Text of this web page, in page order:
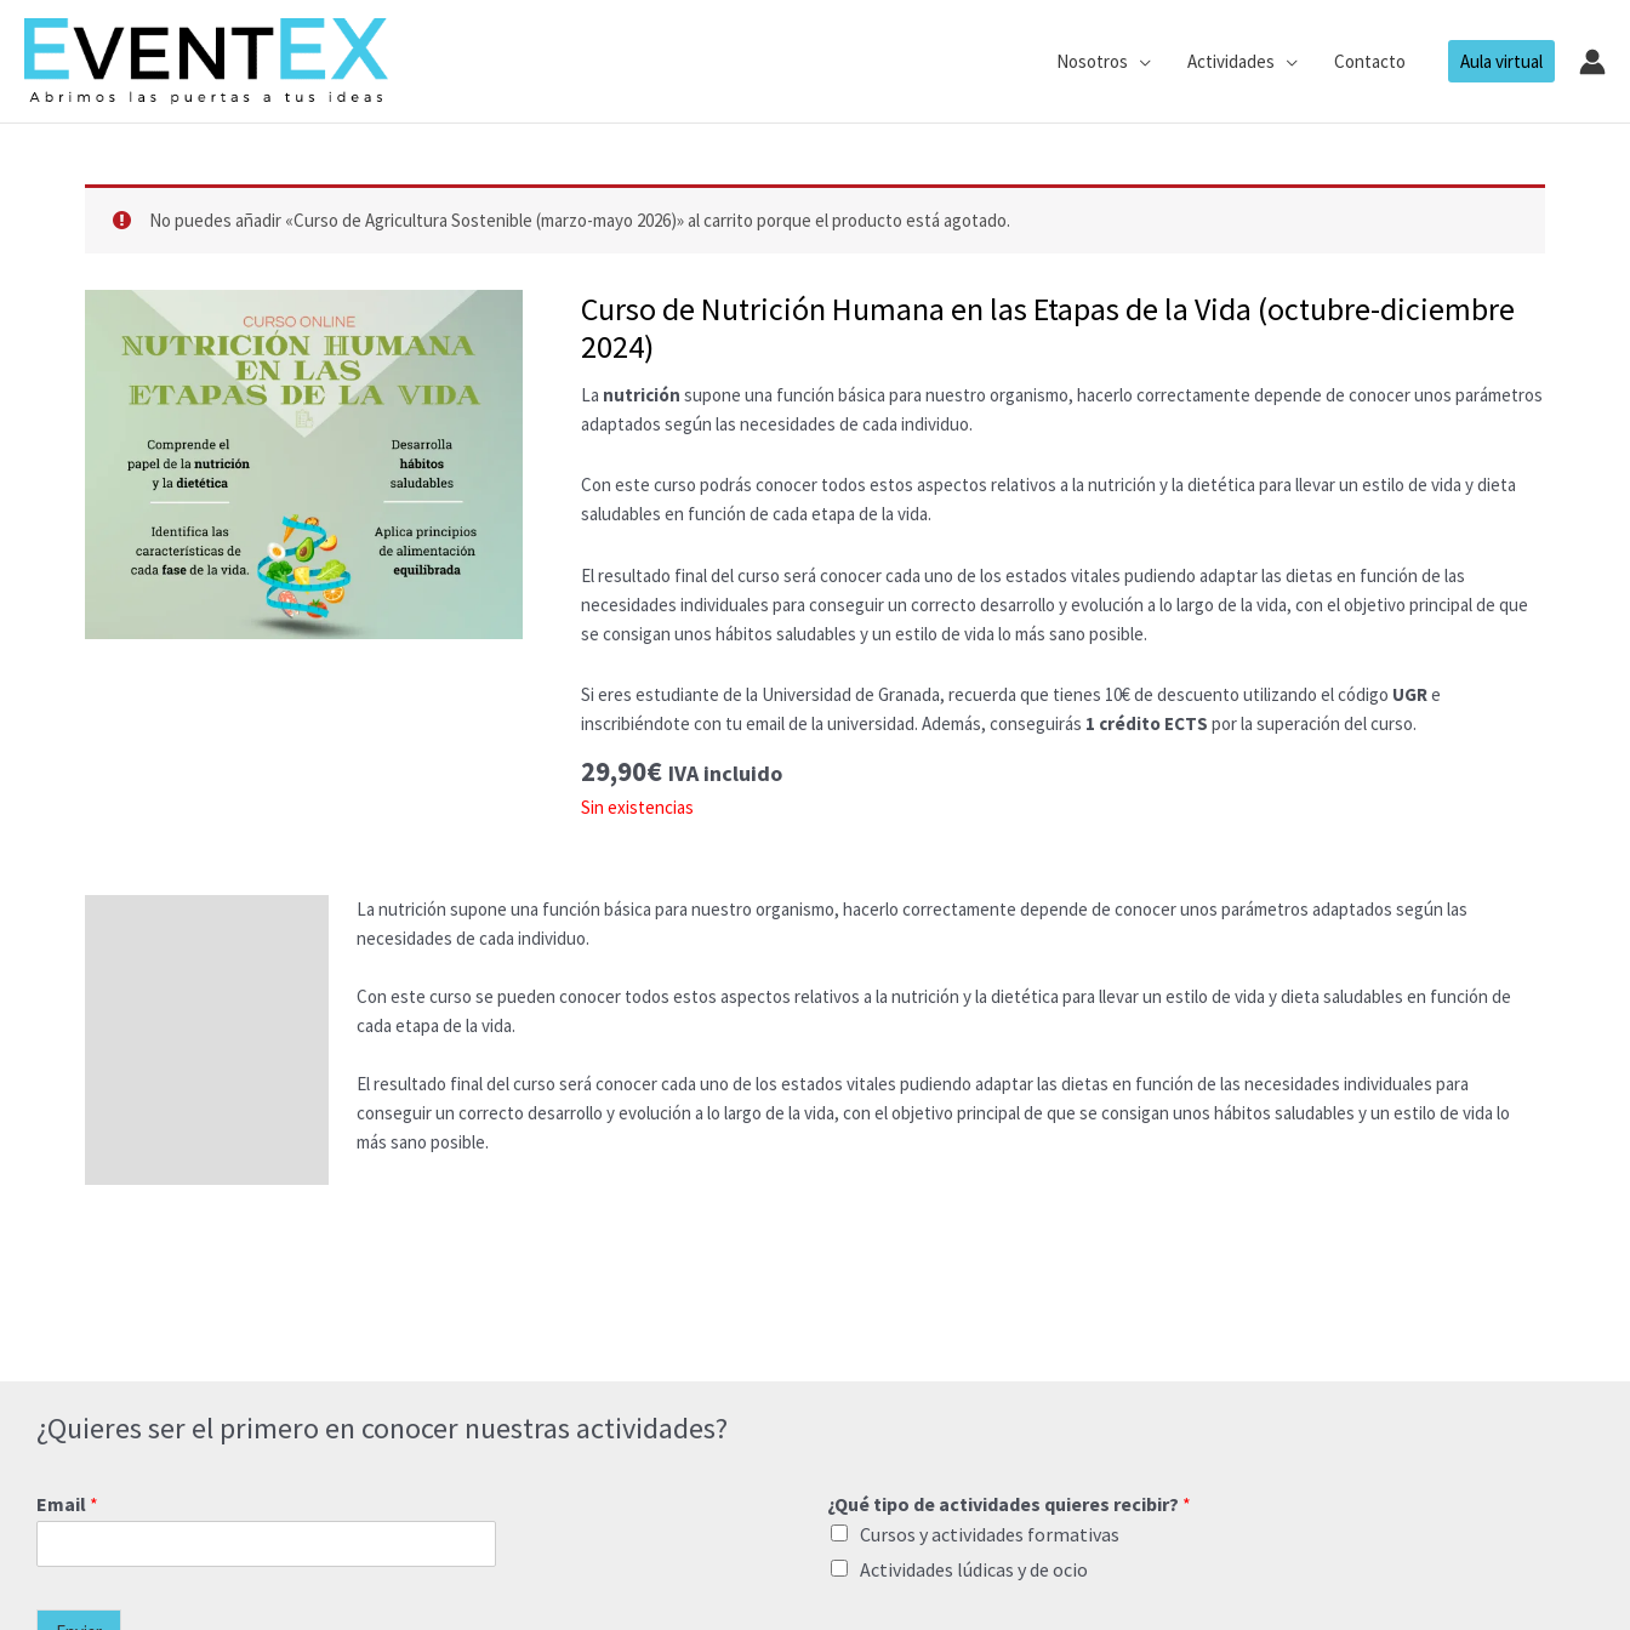
contenido
Nosotros Actividades Contacto Aula virtual
No puedes añadir «Curso de Agricultura Sostenible (marzo-mayo 2026)» al carrito porque el producto está agotado.
Curso de Nutrición Humana en las Etapas de la Vida (octubre-diciembre
2024)
La nutrición supone una función básica para nuestro organismo, hacerlo correctamente depende de conocer unos parámetros
adaptados según las necesidades de cada individuo.
Con este curso podrás conocer todos estos aspectos relativos a la nutrición y la dietética para llevar un estilo de vida y dieta
saludables en función de cada etapa de la vida.
El resultado final del curso será conocer cada uno de los estados vitales pudiendo adaptar las dietas en función de las
necesidades individuales para conseguir un correcto desarrollo y evolución a lo largo de la vida, con el objetivo principal de que
se consigan unos hábitos saludables y un estilo de vida lo más sano posible.
Si eres estudiante de la Universidad de Granada, recuerda que tienes 10€ de descuento utilizando el código UGRe
inscribiéndote con tu email de la universidad. Además, conseguirás 1 crédito ECTS por la superación del curso.
29,90€ IVA incluido
Sin existencias
La nutrición supone una función básica para nuestro organismo, hacerlo correctamente depende de conocer unos parámetros adaptados según las
necesidades de cada individuo.
Con este curso se pueden conocer todos estos aspectos relativos a la nutrición y la dietética para llevar un estilo de vida y dieta saludables en función de
cada etapa de la vida.
El resultado final del curso será conocer cada uno de los estados vitales pudiendo adaptar las dietas en función de las necesidades individuales para
conseguir un correcto desarrollo y evolución a lo largo de la vida, con el objetivo principal de que se consigan unos hábitos saludables y un estilo de vida lo
más sano posible.
¿Quieres ser el primero en conocer nuestras actividades?
Email * ¿Qué tipo de actividades quieres recibir? *
Cursos y actividades formativas
Actividades lúdicas y de ocio